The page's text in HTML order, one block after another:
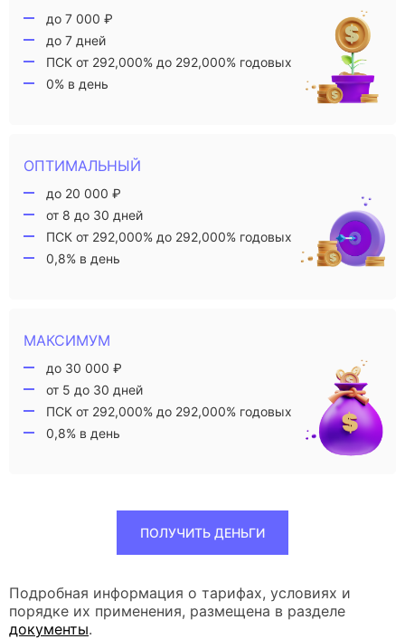
до 7 000 ₽
до 7 дней
ПСК от 292,000% до 292,000% годовых
0% в день
ОПТИМАЛЬНЫЙ
до 20 000 ₽
от 8 до 30 дней
ПСК от 292,000% до 292,000% годовых
0,8% в день
МАКСИМУМ
до 30 000 ₽
от 5 до 30 дней
ПСК от 292,000% до 292,000% годовых
0,8% в день
ПОЛУЧИТЬ ДЕНЬГИ
Подробная информация о тарифах, условиях и
порядке их применения, размещена в разделе
документы.